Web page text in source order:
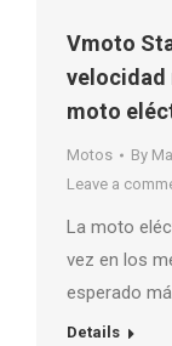
Vmoto
velocidad
moto
Motos By
Leave a
La moto
vez en los
esperado
Details